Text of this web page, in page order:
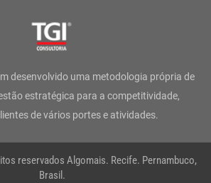
t
e
r
d
i
n
b
e
a
p
desenvolvido uma metodologia própria de
estratégica para a competitividade,
de vários portes e atividades.
reservados Algomais. Recife. Pernambuco,
Brasil.